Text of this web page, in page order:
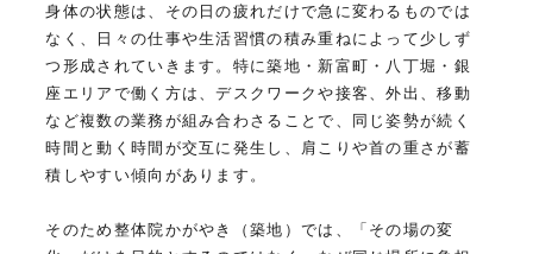
身体の状態は、その日の疲れだけで急に変わるものでは
なく、日々の仕事や生活習慣の積み重ねによって少しず
つ形成されていきます。特に築地・新富町・八丁堀・銀
座エリアで働く方は、デスクワークや接客、外出、移動
など複数の業務が組み合わさることで、同じ姿勢が続く
時間と動く時間が交互に発生し、肩こりや首の重さが蓄
積しやすい傾向があります。
そのため整体院かがやき（築地）では、「その場の変